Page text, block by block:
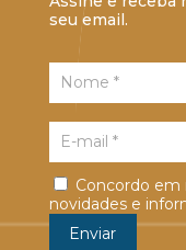
seu email.
Concordo
novidades e